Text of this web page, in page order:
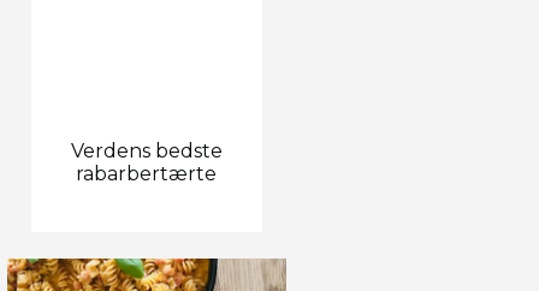
Verdens bedste
rabarbertærte